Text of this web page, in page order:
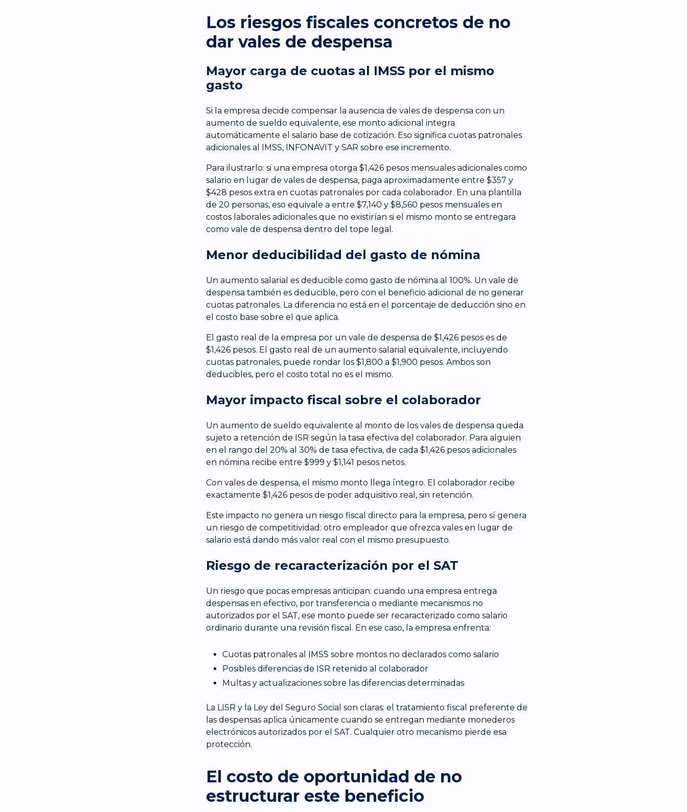
Los riesgos fiscales concretos de no
dar vales de despensa
Mayor carga de cuotas al IMSS por el mismo
gasto
Si la empresa decide compensar la ausencia de vales de despensa con un
aumento de sueldo equivalente, ese monto adicional integra
automáticamente el salario base de cotización. Eso significa cuotas patronales
adicionales al IMSS, INFONAVIT y SAR sobre ese incremento.
Para ilustrarlo: si una empresa otorga $1,426 pesos mensuales adicionales como
salario en lugar de vales de despensa, paga aproximadamente entre $357 y
$428 pesos extra en cuotas patronales por cada colaborador. En una plantilla
de 20 personas, eso equivale a entre $7,140 y $8,560 pesos mensuales en
costos laborales adicionales que no existirían si el mismo monto se entregara
como vale de despensa dentro del tope legal.
Menor deducibilidad del gasto de nómina
Un aumento salarial es deducible como gasto de nómina al 100%. Un vale de
despensa también es deducible, pero con el beneficio adicional de no generar
cuotas patronales. La diferencia no está en el porcentaje de deducción sino en
el costo base sobre el que aplica.
El gasto real de la empresa por un vale de despensa de $1,426 pesos es de
$1,426 pesos. El gasto real de un aumento salarial equivalente, incluyendo
cuotas patronales, puede rondar los $1,800 a $1,900 pesos. Ambos son
deducibles, pero el costo total no es el mismo.
Mayor impacto fiscal sobre el colaborador
Un aumento de sueldo equivalente al monto de los vales de despensa queda
sujeto a retención de ISR según la tasa efectiva del colaborador. Para alguien
en el rango del 20% al 30% de tasa efectiva, de cada $1,426 pesos adicionales
en nómina recibe entre $999 y $1,141 pesos netos.
Con vales de despensa, el mismo monto llega íntegro. El colaborador recibe
exactamente $1,426 pesos de poder adquisitivo real, sin retención.
Este impacto no genera un riesgo fiscal directo para la empresa, pero sí genera
un riesgo de competitividad: otro empleador que ofrezca vales en lugar de
salario está dando más valor real con el mismo presupuesto.
Riesgo de recaracterización por el SAT
Un riesgo que pocas empresas anticipan: cuando una empresa entrega
despensas en efectivo, por transferencia o mediante mecanismos no
autorizados por el SAT, ese monto puede ser recaracterizado como salario
ordinario durante una revisión fiscal. En ese caso, la empresa enfrenta:
Cuotas patronales al IMSS sobre montos no declarados como salario
Posibles diferencias de ISR retenido al colaborador
Multas y actualizaciones sobre las diferencias determinadas
La LISR y la Ley del Seguro Social son claras: el tratamiento fiscal preferente de
las despensas aplica únicamente cuando se entregan mediante monederos
electrónicos autorizados por el SAT. Cualquier otro mecanismo pierde esa
protección.
El costo de oportunidad de no
estructurar este beneficio